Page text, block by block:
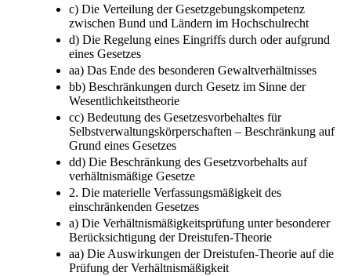
c) Die Verteilung der Gesetzgebungskompetenz
zwischen Bund und Ländern im Hochschulrecht
d) Die Regelung eines Eingriffs durch oder aufgrund
eines Gesetzes
aa) Das Ende des besonderen Gewaltverhältnisses
bb) Beschränkungen durch Gesetz im Sinne der
Wesentlichkeitstheorie
cc) Bedeutung des Gesetzesvorbehaltes für
Selbstverwaltungskörperschaften – Beschränkung auf
Grund eines Gesetzes
dd) Die Beschränkung des Gesetzvorbehalts auf
verhältnismäßige Gesetze
2. Die materielle Verfassungsmäßigkeit des
einschränkenden Gesetzes
a) Die Verhältnismäßigkeitsprüfung unter besonderer
Berücksichtigung der Dreistufen-Theorie
aa) Die Auswirkungen der Dreistufen-Theorie auf die
Prüfung der Verhältnismäßigkeit